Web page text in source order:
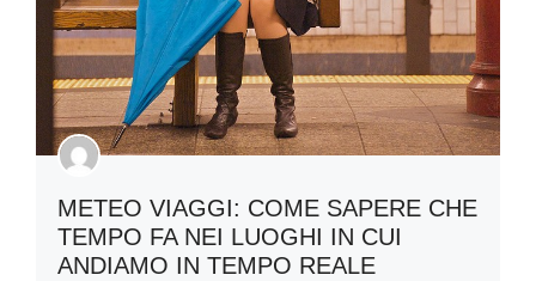
METEO VIAGGI: COME SAPERE CHE
TEMPO FA NEI LUOGHI IN CUI
ANDIAMO IN TEMPO REALE